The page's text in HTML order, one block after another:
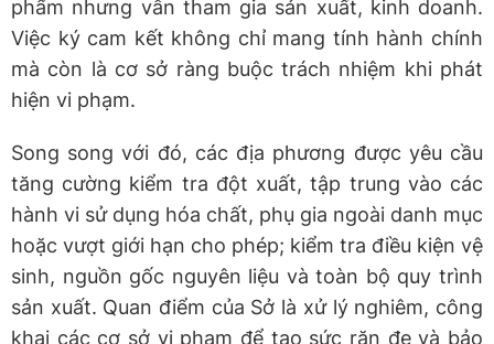
phẩm nhưng vẫn tham gia sản xuất, kinh doanh.
Việc ký cam kết không chỉ mang tính hành chính
mà còn là cơ sở ràng buộc trách nhiệm khi phát
hiện vi phạm.
Song song với đó, các địa phương được yêu cầu
tăng cường kiểm tra đột xuất, tập trung vào các
hành vi sử dụng hóa chất, phụ gia ngoài danh mục
hoặc vượt giới hạn cho phép; kiểm tra điều kiện vệ
sinh, nguồn gốc nguyên liệu và toàn bộ quy trình
sản xuất. Quan điểm của Sở là xử lý nghiêm, công
khai các cơ sở vi phạm để tạo sức răn đe và bảo